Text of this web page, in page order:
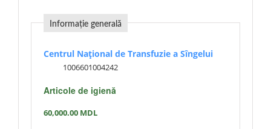
Informație generală
Centrul Național de Transfuzie a Sîngelui
1006601004242
Articole de igienă
60,000.00 MDL